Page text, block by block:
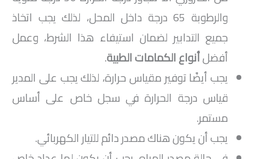
والرطوبة 65 درجة داخل المحل، لذلك يجب اتخاذ
جميع التدابير لضمان استيفاء هذا الشرط، وعمل
أفضلأنواع الكمامات الطبية.
يجب أيضًا توفير مقياس حرارة، لذلك يجب على المدير
قياس درجة الحرارة في سجل خاص على أساس
مستمر.
يجب أن يكون هناك مصدر دائم للتيار الكهربائي.